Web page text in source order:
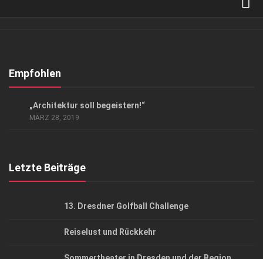
Kontakt, Impressum
Empfohlen
„Architektur soll begeistern!“
MÄRZ 28, 2019
Letzte Beiträge
13. Dresdner Golfball Challenge
Reiselust und Rückkehr